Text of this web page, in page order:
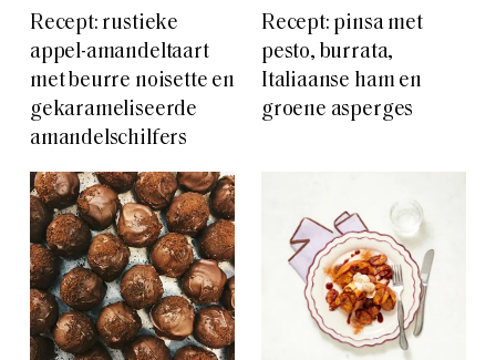
Recept: rustieke
appel-amandeltaart
met beurre noisette en
gekarameliseerde
amandelschilfers
Recept: pinsa met
pesto, burrata,
Italiaanse ham en
groene asperges